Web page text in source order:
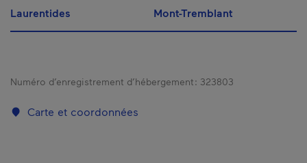
Laurentides Mont-Tremblant
Numéro d’enregistrement d’hébergement : 323803
Carte et coordonnées